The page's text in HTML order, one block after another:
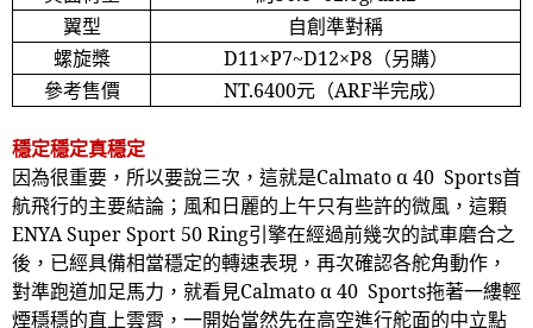
翼型
自創準對稱
螺旋槳
D11×P7~D12×P8（另購）
參考售價
NT.6400元（ARF半完成）
穩定穩定真穩定
因為很重要，所以要說三次，這就是Calmatoα40 Sports首
航飛行的主要結論；風和日麗的上午只有些許的微風，這顆
ENYA Super Sport 50 Ring引擎在經過前幾次的試車磨合之
後，已經具備相當穩定的轉速表現，再次確認各舵角動作，
對準跑道加足馬力，就看見Calmatoα40 Sports拖著一縷輕
煙穩穩的直上雲霄，一開始當然先在高空進行舵面的中立點